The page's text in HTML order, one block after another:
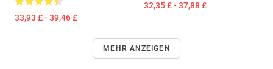
33,93 £ - 39,46 £
32,35 £ - 37,88 £
MEHR ANZEIGEN